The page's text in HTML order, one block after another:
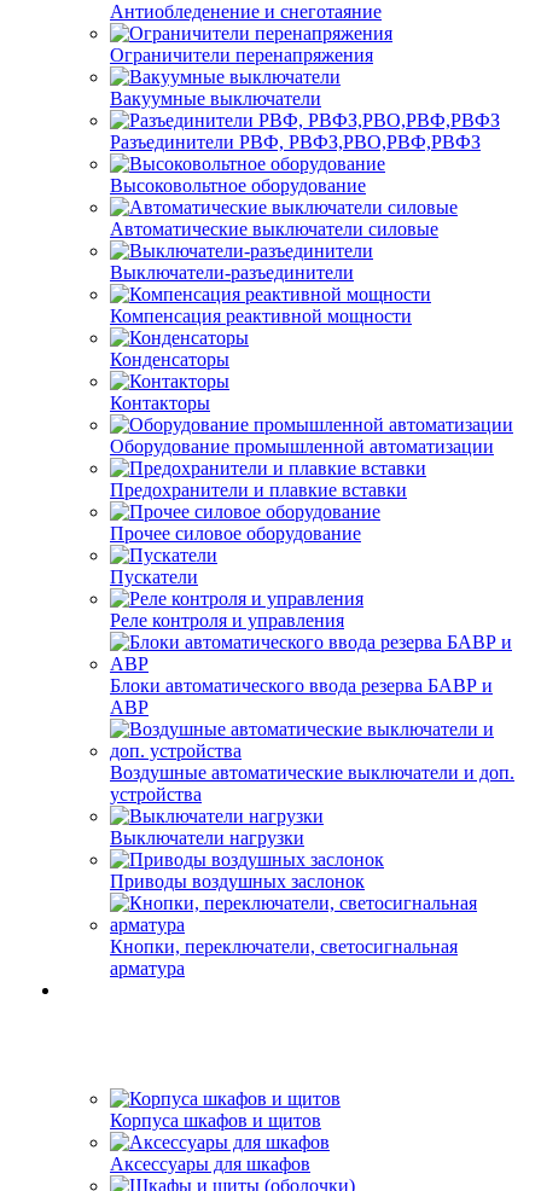
Антиобледенение и снеготаяние
Ограничители перенапряжения
Вакуумные выключатели
Разъединители РВФ, РВФЗ,РВО,РВФ,РВФЗ
Высоковольтное оборудование
Автоматические выключатели cиловые
Выключатели-разъединители
Компенсация реактивной мощности
Конденсаторы
Контакторы
Оборудование промышленной автоматизации
Предохранители и плавкие вставки
Прочее силовое оборудование
Пускатели
Реле контроля и управления
Блоки автоматического ввода резерва БАВР и
АВР
Воздушные автоматические выключатели и доп.
устройства
Выключатели нагрузки
Приводы воздушных заслонок
Кнопки, переключатели, светосигнальная
арматура
Корпуса шкафов и щитов
Аксессуары для шкафов